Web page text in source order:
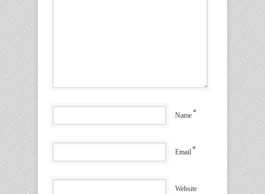
Name*
Email*
Website